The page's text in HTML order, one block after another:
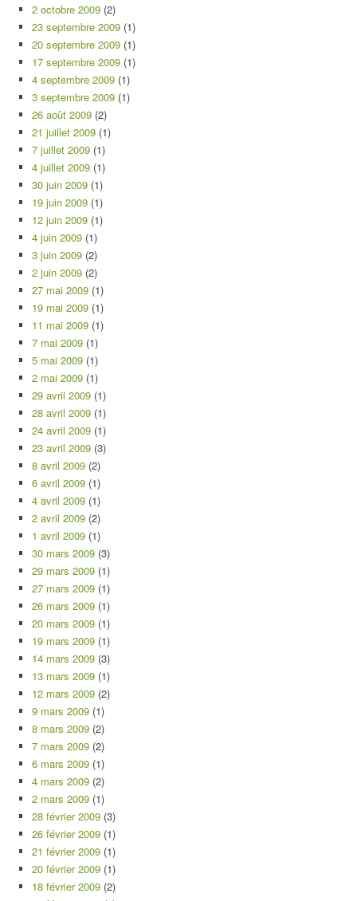
2 octobre 2009 (2)
23 septembre 2009 (1)
20 septembre 2009 (1)
17 septembre 2009 (1)
4 septembre 2009 (1)
3 septembre 2009 (1)
26 août 2009 (2)
21 juillet 2009 (1)
7 juillet 2009 (1)
4 juillet 2009 (1)
30 juin 2009 (1)
19 juin 2009 (1)
12 juin 2009 (1)
4 juin 2009 (1)
3 juin 2009 (2)
2 juin 2009 (2)
27 mai 2009 (1)
19 mai 2009 (1)
11 mai 2009 (1)
7 mai 2009 (1)
5 mai 2009 (1)
2 mai 2009 (1)
29 avril 2009 (1)
28 avril 2009 (1)
24 avril 2009 (1)
23 avril 2009 (3)
8 avril 2009 (2)
6 avril 2009 (1)
4 avril 2009 (1)
2 avril 2009 (2)
1 avril 2009 (1)
30 mars 2009 (3)
29 mars 2009 (1)
27 mars 2009 (1)
26 mars 2009 (1)
20 mars 2009 (1)
19 mars 2009 (1)
14 mars 2009 (3)
13 mars 2009 (1)
12 mars 2009 (2)
9 mars 2009 (1)
8 mars 2009 (2)
7 mars 2009 (2)
6 mars 2009 (1)
4 mars 2009 (2)
2 mars 2009 (1)
28 février 2009 (3)
26 février 2009 (1)
21 février 2009 (1)
20 février 2009 (1)
18 février 2009 (2)